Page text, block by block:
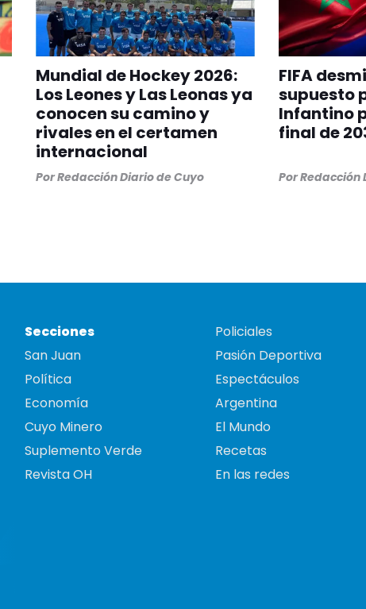
Mundial de Hockey 2026:
Los Leones y Las Leonas ya
conocen su camino y
rivales en el certamen
internacional
PorRedacción Diario de Cuyo
FIFA
supuesto
Infantino
final de
PorRedacción
Secciones
San Juan
Política
Economía
Cuyo Minero
Suplemento Verde
Revista OH
Policiales
Pasión Deportiva
Espectáculos
Argentina
El Mundo
Recetas
En las redes